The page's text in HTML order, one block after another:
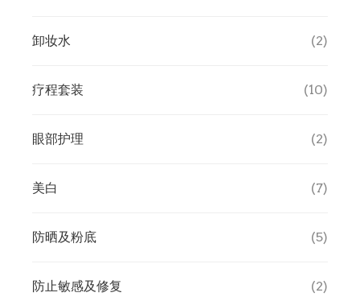
卸妆水 (2)
疗程套装 (10)
眼部护理 (2)
美白 (7)
防晒及粉底 (5)
防止敏感及修复 (2)